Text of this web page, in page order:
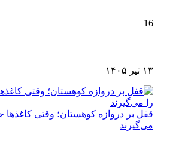
16
۱۳ تیر ۱۴۰۵
قفل بر دروازه کوهستان؛ وقتی کاغذها
می‌گیرند